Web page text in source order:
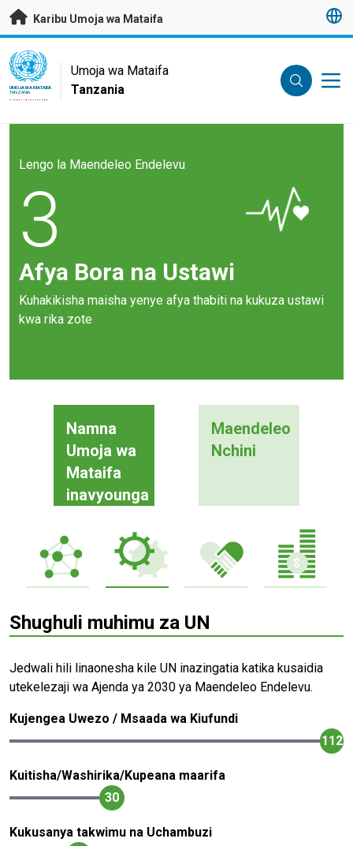
Nenda kwenye maudhui husika
Karibu Umoja wa Mataifa
UN Logo
UMOJA WA MATAIFA
TANZANIA
Umoja wa Mataifa
Tanzania
Lengo la Maendeleo Endelevu
3
Afya Bora na Ustawi
Kuhakikisha maisha yenye afya thabiti na kukuza ustawi
kwa rika zote
Namna
Umoja wa
Mataifa
inavyounga
Maendeleo
Nchini
Shughuli muhimu za UN
Jedwali hili linaonesha kile UN inazingatia katika kusaidia
utekelezaji wa Ajenda ya 2030 ya Maendeleo Endelevu.
Kujengea Uwezo / Msaada wa Kiufundi
112
Kuitisha/Washirika/Kupeana maarifa
30
Kukusanya takwimu na Uchambuzi